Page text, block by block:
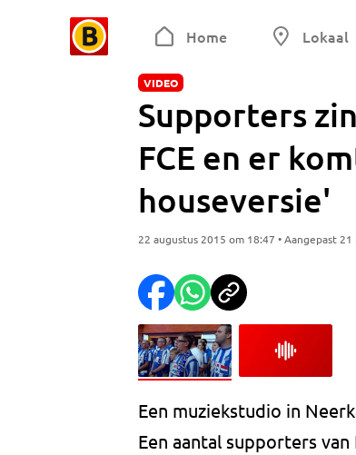
Home Lokaal
VIDEO
Supporters
FCE en er
houseversie'
22 augustus 2015 om 18:47 • Aangepast
Een muziekstudio in
Een aantal supporters